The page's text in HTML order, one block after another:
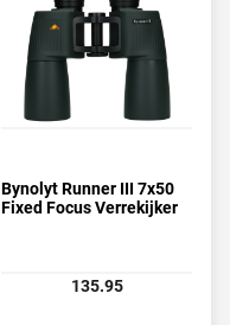
Bynolyt Runner III 7x50
Fixed Focus Verrekijker
135.95